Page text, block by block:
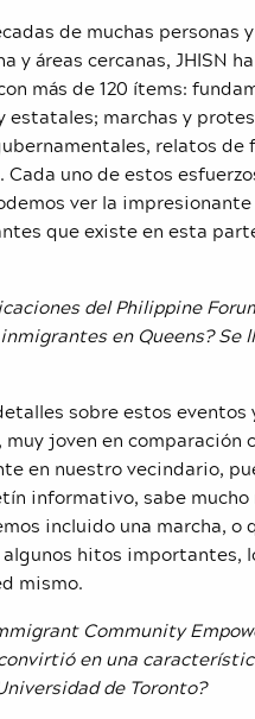
de muchas personas
y áreas cercanas, JHISN
más de 120 ítems:
estatales; marchas y
relatos de
uno de estos
ver la
que existe en esta
del Philippine
en Queens? Se
sobre estos
joven en comparación
en nuestro vecindario,
informativo, sabe mucho
incluido una marcha, o
hitos importantes,
mismo.
Community
en una
de Toronto?